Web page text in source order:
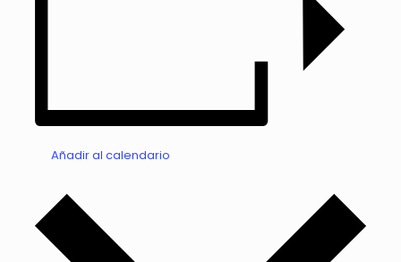
Añadir al calendario